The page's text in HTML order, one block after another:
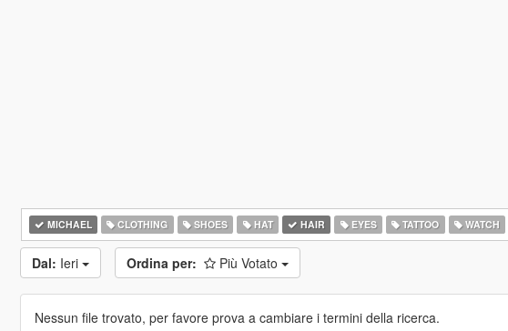
MICHAEL CLOTHING SHOES HAT HAIR EYES TATTOO WATCH
Dal: Ieri Ordina per: Più Votato
Nessun file trovato, per favore prova a cambiare i termini della ricerca.